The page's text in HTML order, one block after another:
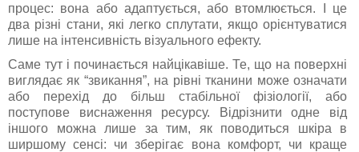
процес: вона або адаптується, або втомлюється. І це
два різні стани, які легко сплутати, якщо орієнтуватися
лише на інтенсивність візуального ефекту.
Саме тут і починається найцікавіше. Те, що на поверхні
виглядає як “звикання”, на рівні тканини може означати
або перехід до більш стабільної фізіології, або
поступове виснаження ресурсу. Відрізнити одне від
іншого можна лише за тим, як поводиться шкіра в
ширшому сенсі: чи зберігає вона комфорт, чи краще